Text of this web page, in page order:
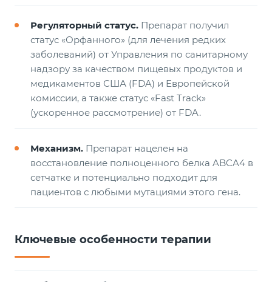
Регуляторный статус. Препарат получил
статус «Орфанного» (для лечения редких
заболеваний) от Управления по санитарному
надзору за качеством пищевых продуктов и
медикаментов США (FDA) и Европейской
комиссии, а также статус «Fast Track»
(ускоренное рассмотрение) от FDA.
Механизм. Препарат нацелен на
восстановление полноценного белка ABCA4 в
сетчатке и потенциально подходит для
пациентов с любыми мутациями этого гена.
Ключевые особенности терапии